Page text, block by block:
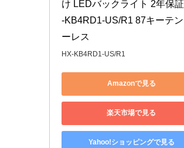
け LEDバックライト 2年保
-KB4RD1-US/R1 87キーテン
ーレス
HX-KB4RD1-US/R1
Amazonで見る
楽天市場で見る
Yahoo!ショッピングで見る